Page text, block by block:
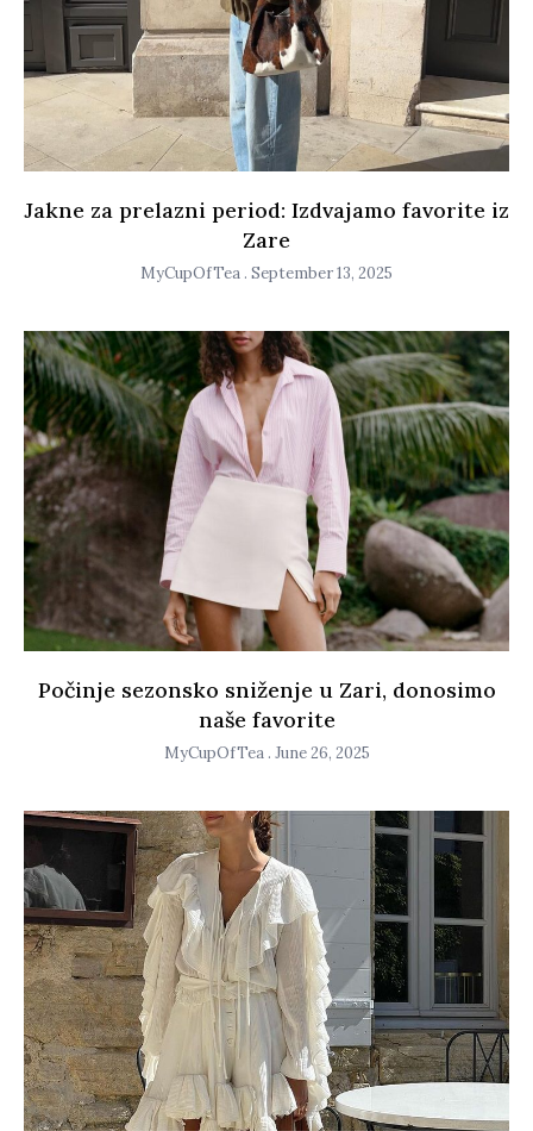
Jakne za prelazni period: Izdvajamo favorite iz
Zare
MyCupOfTea September 13, 2025
Počinje sezonsko sniženje u Zari, donosimo
naše favorite
MyCupOfTea June 26, 2025